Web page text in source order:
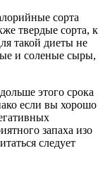
сорта
твердые сорта, к
такой диеты не
и соленые сыры,
этого срока
если вы хорошо
запаха изо
следует